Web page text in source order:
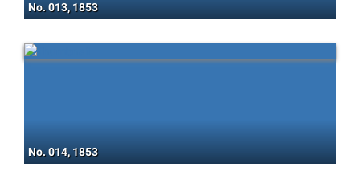
No. 013, 1853
No. 014, 1853